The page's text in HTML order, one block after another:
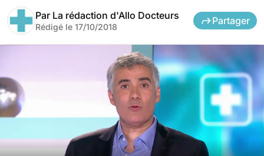
Par La rédaction d'Allo Docteurs
Rédigé le 17/10/2018
Partager